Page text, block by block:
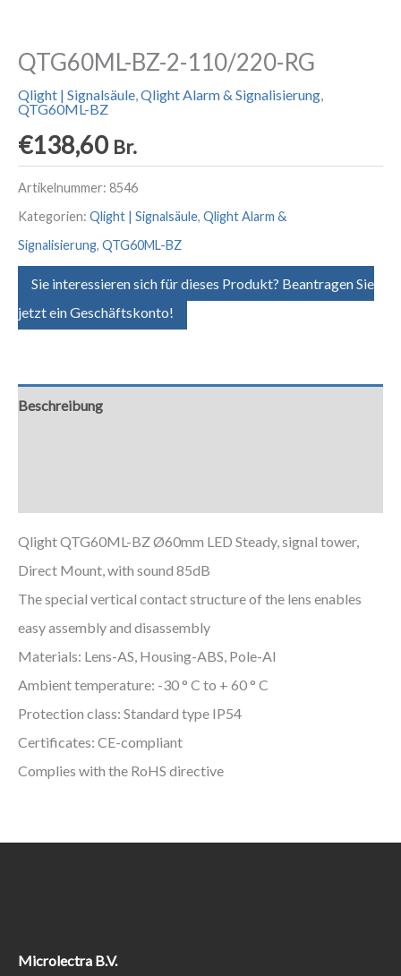
QTG60ML-BZ-2-110/220-RG
Qlight | Signalsäule,Qlight Alarm & Signalisierung,
QTG60ML-BZ
€138,60 Br.
Artikelnummer: 8546
Kategorien: Qlight | Signalsäule, Qlight Alarm &
Signalisierung, QTG60ML-BZ
Sie interessieren sich für dieses Produkt? Beantragen Sie
jetzt ein Geschäftskonto!
Beschreibung
Qlight QTG60ML-BZ Ø60mm LED Steady, signal tower,
Direct Mount, with sound 85dB
The special vertical contact structure of the lens enables
easy assembly and disassembly
Materials: Lens-AS, Housing-ABS, Pole-Al
Ambient temperature: -30 ° C to + 60 ° C
Protection class: Standard type IP54
Certificates: CE-compliant
Complies with the RoHS directive
Microlectra B.V.